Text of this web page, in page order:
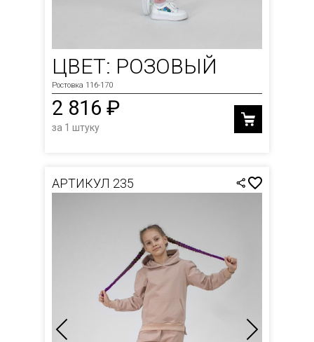
ЦВЕТ: РОЗОВЫЙ
Ростовка 116-170
2 816 ₽
за 1 штуку
АРТИКУЛ 235